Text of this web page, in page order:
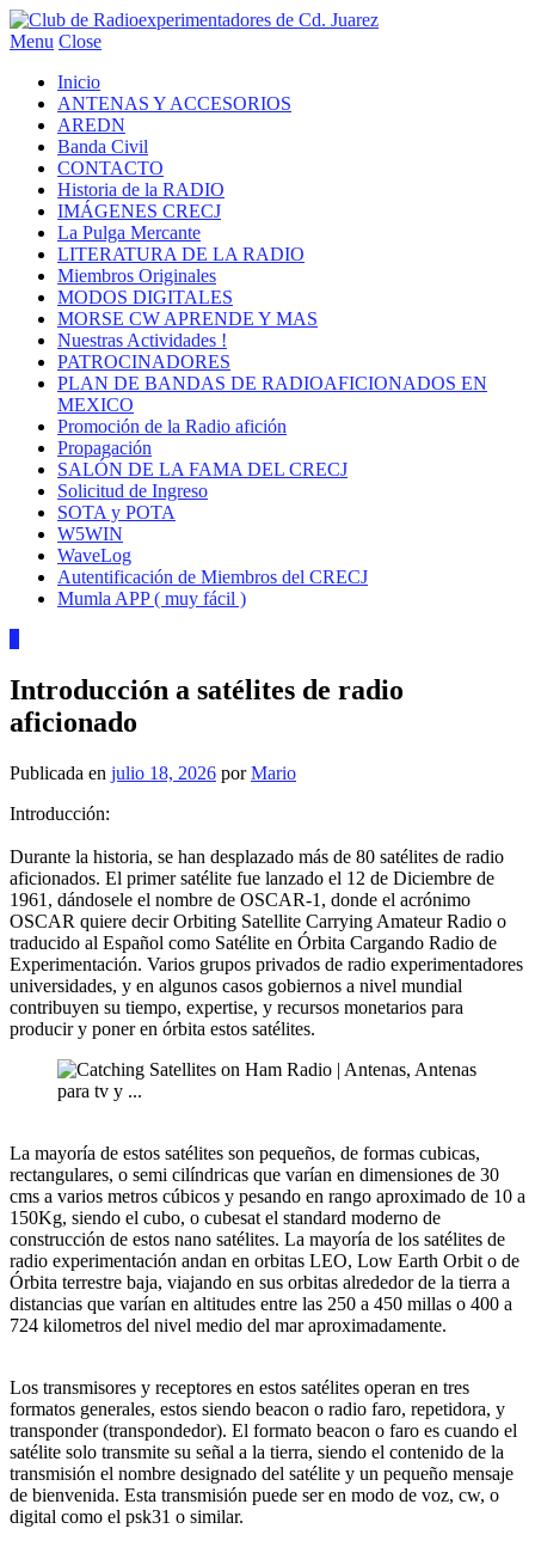
Menu Close
Inicio
ANTENAS Y ACCESORIOS
AREDN
Banda Civil
CONTACTO
Historia de la RADIO
IMÁGENES CRECJ
La Pulga Mercante
LITERATURA DE LA RADIO
Miembros Originales
MODOS DIGITALES
MORSE CW APRENDE Y MAS
Nuestras Actividades !
PATROCINADORES
PLAN DE BANDAS DE RADIOAFICIONADOS EN
MEXICO
Promoción de la Radio afición
Propagación
SALÓN DE LA FAMA DEL CRECJ
Solicitud de Ingreso
SOTA y POTA
W5WIN
WaveLog
Autentificación de Miembros del CRECJ
Mumla APP ( muy fácil )
Introducción a satélites de radio
aficionado
Publicada en julio 18, 2026 porMario
Introducción:
Durante la historia, se han desplazado más de 80 satélites de radio
aficionados. El primer satélite fue lanzado el 12 de Diciembre de
1961, dándosele el nombre de OSCAR-1, donde el acrónimo
OSCAR quiere decir Orbiting Satellite Carrying Amateur Radio o
traducido al Español como Satélite en Órbita Cargando Radio de
Experimentación. Varios grupos privados de radio experimentadores
universidades, y en algunos casos gobiernos a nivel mundial
contribuyen su tiempo, expertise, y recursos monetarios para
producir y poner en órbita estos satélites.
La mayoría de estos satélites son pequeños, de formas cubicas,
rectangulares, o semi cilíndricas que varían en dimensiones de 30
cms a varios metros cúbicos y pesando en rango aproximado de 10 a
150Kg, siendo el cubo, o cubesat el standard moderno de
construcción de estos nano satélites. La mayoría de los satélites de
radio experimentación andan en orbitas LEO, Low Earth Orbit o de
Órbita terrestre baja, viajando en sus orbitas alrededor de la tierra a
distancias que varían en altitudes entre las 250 a 450 millas o 400 a
724 kilometros del nivel medio del mar aproximadamente.
Los transmisores y receptores en estos satélites operan en tres
formatos generales, estos siendo beacon o radio faro, repetidora, y
transponder (transpondedor). El formato beacon o faro es cuando el
satélite solo transmite su señal a la tierra, siendo el contenido de la
transmisión el nombre designado del satélite y un pequeño mensaje
de bienvenida. Esta transmisión puede ser en modo de voz, cw, o
digital como el psk31 o similar.